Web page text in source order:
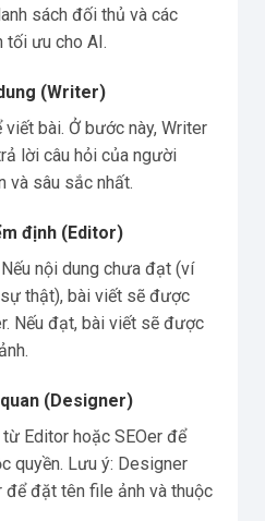
sách đối thủ và các
tối ưu cho AI.
(Writer)
bài. Ở bước này, Writer
lời câu hỏi của người
và sâu sắc nhất.
định (Editor)
nội dung chưa đạt (ví
thật), bài viết sẽ được
Nếu đạt, bài viết sẽ được
(Designer)
Editor hoặc SEOer để
quyền. Lưu ý: Designer
để đặt tên file ảnh và thuộc